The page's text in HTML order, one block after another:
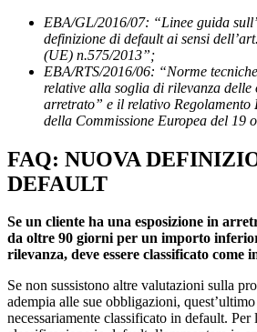
EBA/GL/2016/07: “Linee guida
definizione di default ai sensi
(UE) n.575/2013”;
EBA/RTS/2016/06: “Norme
relative alla soglia di rilevanza
arretrato” e il relativo
della Commissione Europea del 19
FAQ: NUOVA
DEFAULT
Se un cliente ha una esposizione in
da oltre 90 giorni per un importo
rilevanza, deve essere classificato come
Se non sussistono altre valutazioni sulla
adempia alle sue obbligazioni,
necessariamente classificato in default. Per